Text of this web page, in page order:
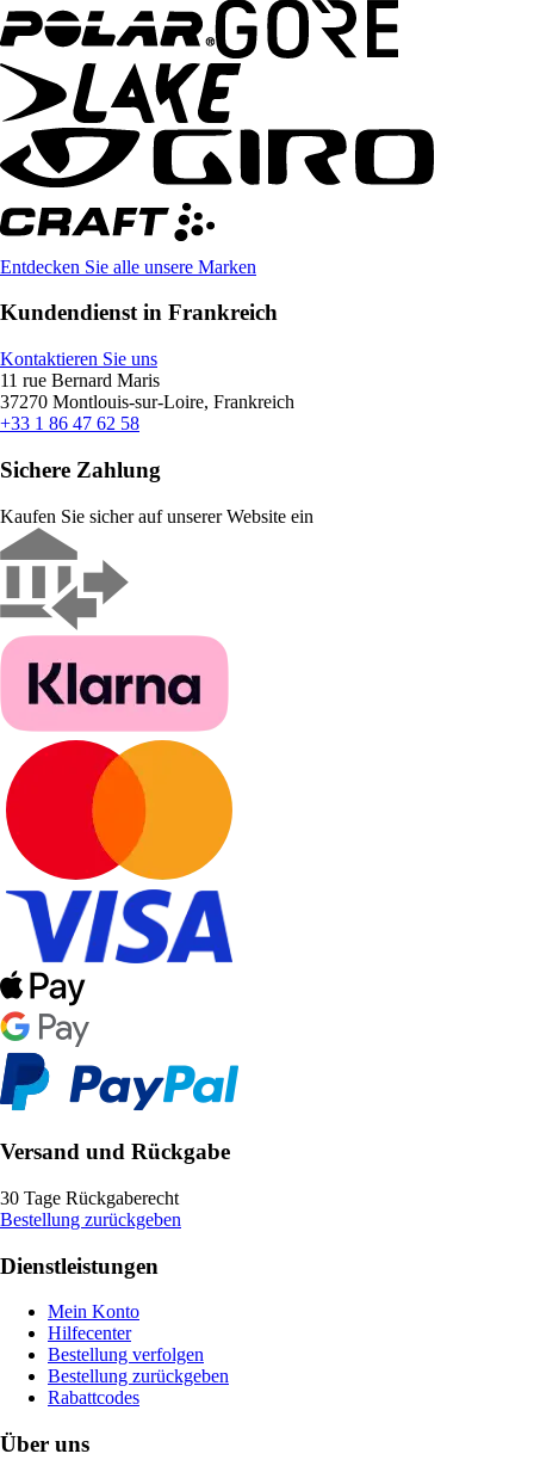
Entdecken Sie alle unsere Marken
Kundendienst in Frankreich
Kontaktieren Sie uns
11 rue Bernard Maris
37270 Montlouis-sur-Loire, Frankreich
+33 1 86 47 62 58
Sichere Zahlung
Kaufen Sie sicher auf unserer Website ein
Versand und Rückgabe
30 Tage Rückgaberecht
Bestellung zurückgeben
Dienstleistungen
Mein Konto
Hilfecenter
Bestellung verfolgen
Bestellung zurückgeben
Rabattcodes
Über uns